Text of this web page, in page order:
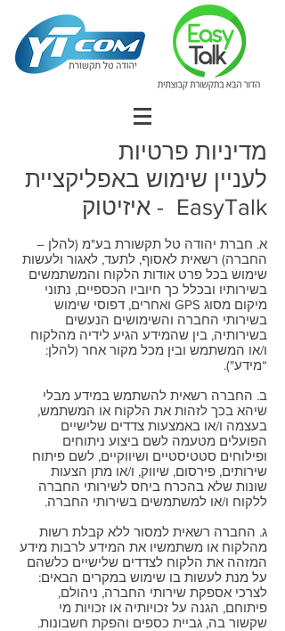
מדיניות פרטיות
לעניין שימוש באפליקציית
EasyTalk - איזיטוק
א. חברת יהודה טל תקשורת בע"מ (להלן –
החברה) רשאית לאסוף, לתעד, לאגור ולעשות
שימוש בכל פרט אודות הלקוח והמשתמשים
בשירותיו ובכלל כך חיוביו הכספיים, נתוני
מיקום מסוג GPS ואחרים, דפוסי שימוש
בשירותי החברה והשימושים הנעשים
בשירותיה, בין שהמידע הגיע לידיה מהלקוח
ו/או המשתמש ובין מכל מקור אחר (להלן:
“מידע").
ב. החברה רשאית להשתמש במידע מבלי
שיהא בכך לזהות את הלקוח או המשתמש,
בעצמה ו/או באמצעות צדדים שלישיים
הפועלים מטעמה לשם ביצוע ניתוחים
ופילוחים סטטיסטיים ושיווקיים, לשם פיתוח
שירותים, פירסום, שיווק, ו/או מתן הצעות
שונות שלא בהכרח ביחס לשירותי החברה
ללקוח ו/או למשתמשים בשירותי החברה.
ג. החברה רשאית למסור ללא קבלת רשות
מהלקוח או משתמשיו את המידע לרבות מידע
המזהה את הלקוח לצדדים שלישיים כלשהם
על מנת לעשות בו שימוש במקרים הבאים:
לצרכי אספקת שירותי החברה, ניהולם,
פיתוחם, הגנה על זכויותיה או זכויות מי
שקשור בה, גביית כספים והפקת חשבונות.